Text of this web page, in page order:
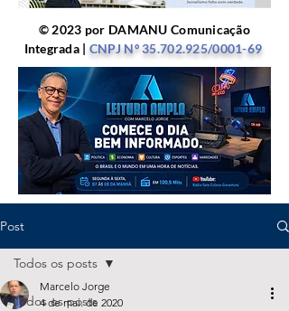
© 2023 por DAMANU Comunicação
Integrada | CNPJ Nº35.702.925/0001-69
Post
Todos os posts
Todos os posts
Marcelo Jorge
4 de mai. de 2020